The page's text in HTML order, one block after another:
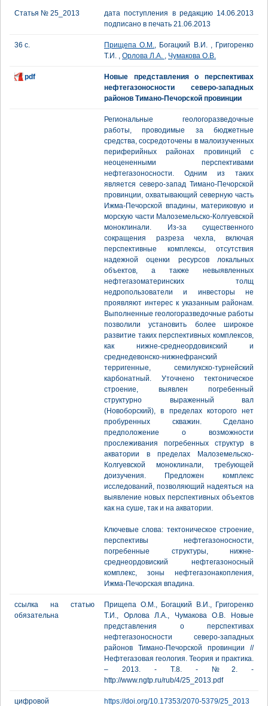
Статья № 25_2013
дата поступления в редакцию 14.06.2013
подписано в печать 21.06.2013
36 с. Прищепа О.М., Богацкий В.И. , Григоренко
Т.И. , Орлова Л.А. , Чумакова О.В.
pdf
Новые представления о перспективах
нефтегазоносности северо-западных
районов Тимано-Печорской провинции
Региональные геологоразведочные
работы, проводимые за бюджетные
средства, сосредоточены в малоизученных
периферийных районах провинций с
неоцененными перспективами
нефтегазоносности. Одним из таких
является северо-запад Тимано-Печорской
провинции, охватывающий северную часть
Ижма-Печорской впадины, материковую и
морскую части Малоземельско-Колгуевской
моноклинали. Из-за существенного
сокращения разреза чехла, включая
перспективные комплексы, отсутствия
надежной оценки ресурсов локальных
объектов, а также невыявленных
нефтегазоматеринских толщ
недропользователи и инвесторы не
проявляют интерес к указанным районам.
Выполненные геологоразведочные работы
позволили установить более широкое
развитие таких перспективных комплексов,
как нижне-среднеордовикский и
среднедевонско-нижнефранский
терригенные, семилукско-турнейский
карбонатный. Уточнено тектоническое
строение, выявлен погребенный
структурно выраженный вал
(Новоборский), в пределах которого нет
пробуренных скважин. Сделано
предположение о возможности
прослеживания погребенных структур в
акватории в пределах Малоземельско-
Колгуевской моноклинали, требующей
доизучения. Предложен комплекс
исследований, позволяющий надеяться на
выявление новых перспективных объектов
как на суше, так и на акватории.
Ключевые слова: тектоническое строение,
перспективы нефтегазоносности,
погребенные структуры, нижне-
среднеордовиский нефтегазоносный
комплекс, зоны нефтегазонакопления,
Ижма-Печорская впадина.
ссылка на статью
обязательна
Прищепа О.М., Богацкий В.И., Григоренко
Т.И., Орлова Л.А., Чумакова О.В. Новые
представления о перспективах
нефтегазоносности северо-западных
районов Тимано-Печорской провинции //
Нефтегазовая геология. Теория и практика.
– 2013. - Т.8. - №2. -
http://www.ngtp.ru/rub/4/25_2013.pdf
цифровой https://doi.org/10.17353/2070-5379/25_2013